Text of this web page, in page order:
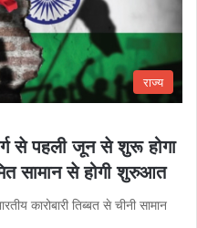
राज्य
से पहली जून से शुरू होगा
सामान से होगी शुरुआत
कारोबारी तिब्बत से चीनी सामान